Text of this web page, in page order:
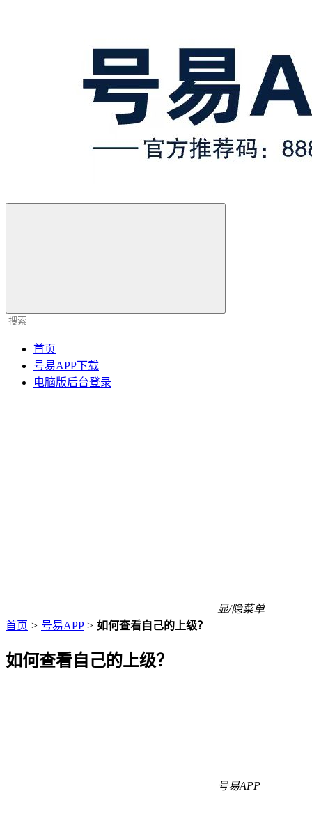
首页
号易APP下载
电脑版后台登录
显/隐菜单
首页 > 号易APP > 如何查看自己的上级？
如何查看自己的上级？
号易APP